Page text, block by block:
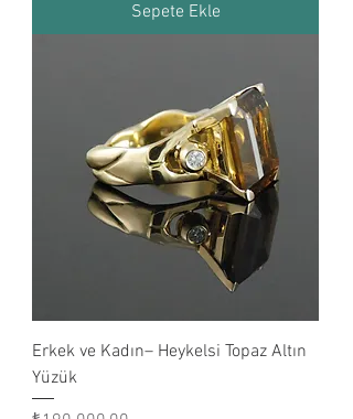
Sepete Ekle
Erkek ve Kadın– Heykelsi Topaz Altın
Yüzük